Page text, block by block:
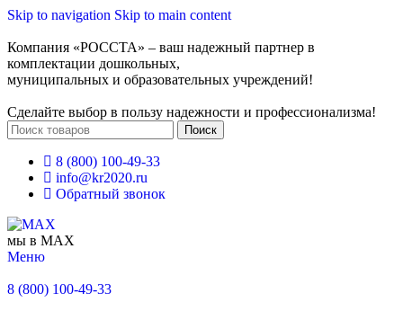
Skip to navigation Skip to main content
Компания «РОССТА» – ваш надежный партнер в
комплектации дошкольных,
муниципальных и образовательных учреждений!
Сделайте выбор в пользу надежности и профессионализма!
Поиск
8 (800) 100-49-33
info@kr2020.ru
Обратный звонок
мы в MAX
Меню
8 (800) 100-49-33